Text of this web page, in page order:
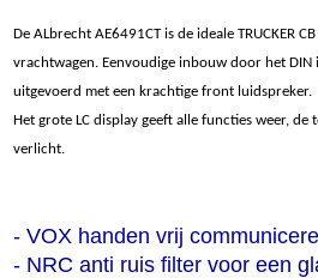
De ALbrecht AE6491CT is de ideale TRUCKER
vrachtwagen. Eenvoudige inbouw door het DIN
uitgevoerd met een krachtige front luidspreker.
Het grote LC display geeft alle functies weer,
verlicht.
- VOX handen vrij
- NRC anti ruis filter voor een